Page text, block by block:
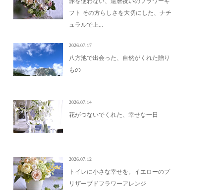
フト その方らしさを大切にした、ナチ
ュラルで上...
2026.07.17
八方池で出会った、自然がくれた贈り
もの
2026.07.14
花がつないでくれた、幸せな一日
2026.07.12
トイレに小さな幸せを。イエローのプ
リザーブドフラワーアレンジ